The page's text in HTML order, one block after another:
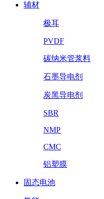
辅材
极耳
PVDF
碳纳米管浆料
石墨导电剂
炭黑导电剂
SBR
NMP
CMC
铝塑膜
固态电池